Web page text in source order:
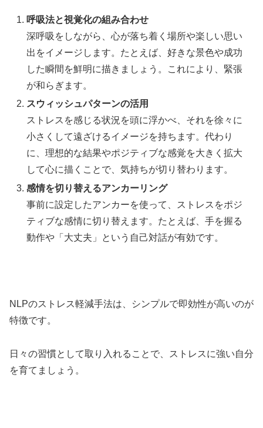
呼吸法と視覚化の組み合わせ
深呼吸をしながら、心が落ち着く場所や楽しい思い
出をイメージします。たとえば、好きな景色や成功
した瞬間を鮮明に描きましょう。これにより、緊張
が和らぎます。
スウィッシュパターンの活用
ストレスを感じる状況を頭に浮かべ、それを徐々に
小さくして遠ざけるイメージを持ちます。代わり
に、理想的な結果やポジティブな感覚を大きく拡大
して心に描くことで、気持ちが切り替わります。
感情を切り替えるアンカーリング
事前に設定したアンカーを使って、ストレスをポジ
ティブな感情に切り替えます。たとえば、手を握る
動作や「大丈夫」という自己対話が有効です。
NLPのストレス軽減手法は、シンプルで即効性が高いのが
特徴です。
日々の習慣として取り入れることで、ストレスに強い自分
を育てましょう。